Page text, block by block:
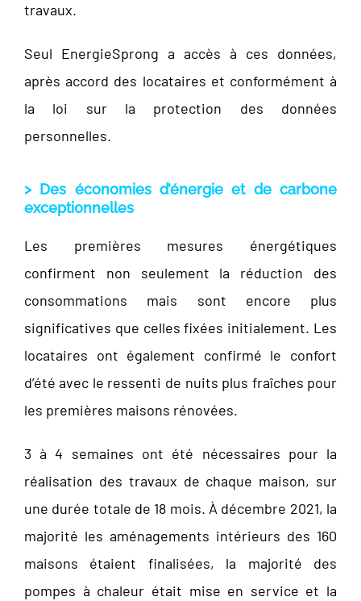
travaux.
Seul EnergieSprong a accès à ces données,
après accord des locataires et conformément à
la loi sur la protection des données
personnelles.
> Des économies d’énergie et de carbone
exceptionnelles
Les premières mesures énergétiques
confirment non seulement la réduction des
consommations mais sont encore plus
significatives que celles fixées initialement. Les
locataires ont également confirmé le confort
d’été avec le ressenti de nuits plus fraîches pour
les premières maisons rénovées.
3 à 4 semaines ont été nécessaires pour la
réalisation des travaux de chaque maison, sur
une durée totale de 18 mois. À décembre 2021, la
majorité les aménagements intérieurs des 160
maisons étaient finalisées, la majorité des
pompes à chaleur était mise en service et la